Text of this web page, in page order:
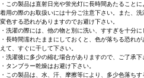
・この製品は直射日光や蛍光灯に長時間あたること
着用の際のお取扱いには十分ご注意下さい。また、洗
変色する恐れがありますのでお避け下さい。
・洗濯の際には、他の物と別に洗い、すすぎを十分に
・長時間濡れたままにしておくと、色が落ちる恐れ
えて、すぐに干して下さい。
・洗濯後に多少の縮む場合がありますので、ご了承下
・タンブラー乾燥はお避け下さい。
・この製品は、水、汗、摩擦等により、多少色落ち